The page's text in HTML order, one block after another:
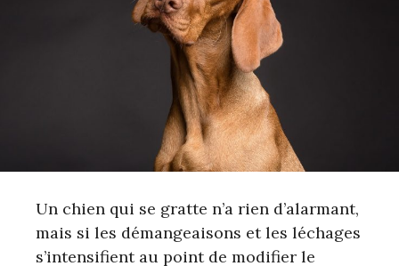
Un chien qui se gratte n’a rien d’alarmant,
mais si les démangeaisons et les léchages
s’intensifient au point de modifier le